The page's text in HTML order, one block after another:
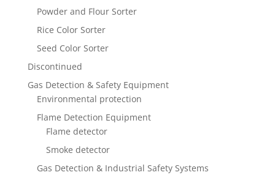
Powder and Flour Sorter
Rice Color Sorter
Seed Color Sorter
Discontinued
Gas Detection & Safety Equipment
Environmental protection
Flame Detection Equipment
Flame detector
Smoke detector
Gas Detection & Industrial Safety Systems